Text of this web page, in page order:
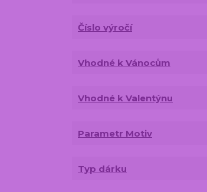
Číslo výročí
Vhodné k Vánocům
Vhodné k Valentýnu
Parametr Motiv
Typ dárku